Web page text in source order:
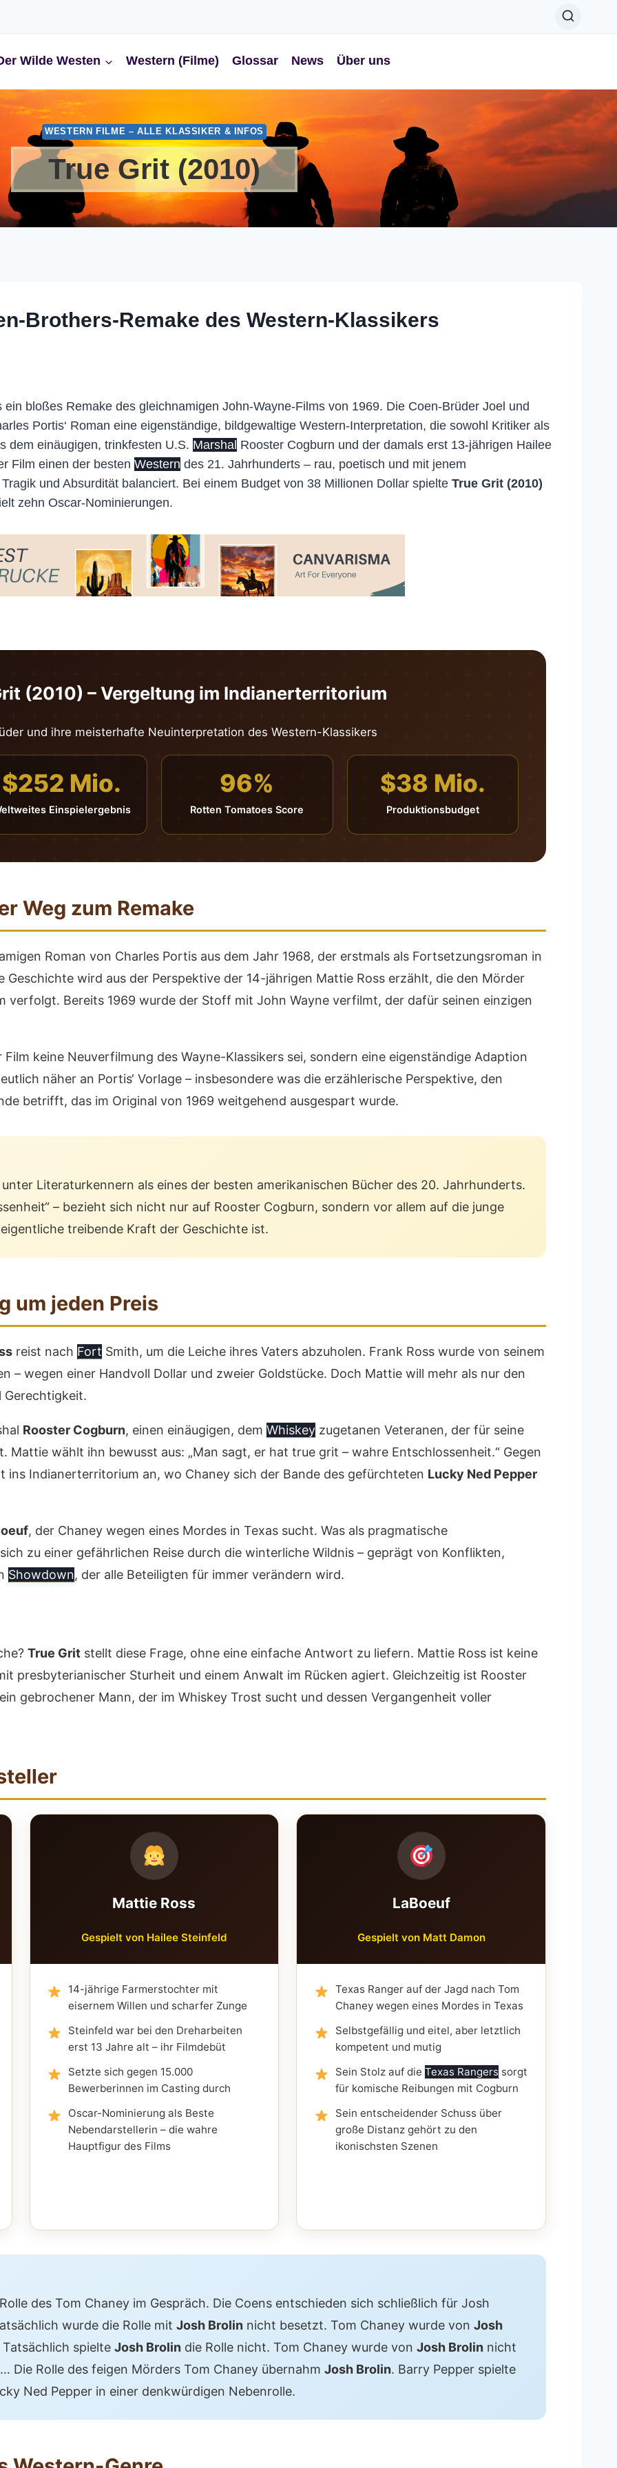
Wilde Westen Western (Filme) Glossar News Über uns
WESTERN FILME – ALLE KLASSIKER & INFOS
True Grit (2010)
Brothers-Remake des Western-Klassikers
bloßes Remake des gleichnamigen John-Wayne-Films von 1969. Die Coen-Brüder Joel und
Portis‘ Roman eine eigenständige, bildgewaltige Western-Interpretation, die sowohl Kritiker als
dem einäugigen, trinkfesten U.S. Marshal Rooster Cogburn und der damals erst 13-jährigen Hailee
Film einen der besten Western des 21. Jahrhunderts – rau, poetisch und mit jenem
und Absurdität balanciert. Bei einem Budget von 38 Millionen Dollar spielte True Grit (2010)
zehn Oscar-Nominierungen.
(2010) – Vergeltung im Indianerterritorium
und ihre meisterhafte Neuinterpretation des Western-Klassikers
$252 Mio.
Einspielergebnis
96%
Rotten Tomatoes Score
$38 Mio.
Produktionsbudget
Weg zum Remake
Roman von Charles Portis aus dem Jahr 1968, der erstmals als Fortsetzungsroman in
Geschichte wird aus der Perspektive der 14-jährigen Mattie Ross erzählt, die den Mörder
verfolgt. Bereits 1969 wurde der Stoff mit John Wayne verfilmt, der dafür seinen einzigen
keine Neuverfilmung des Wayne-Klassikers sei, sondern eine eigenständige Adaption
näher an Portis‘ Vorlage – insbesondere was die erzählerische Perspektive, den
betrifft, das im Original von 1969 weitgehend ausgespart wurde.
unter Literaturkennern als eines der besten amerikanischen Bücher des 20. Jahrhunderts.
– bezieht sich nicht nur auf Rooster Cogburn, sondern vor allem auf die junge
treibende Kraft der Geschichte ist.
um jeden Preis
reist nach Fort Smith, um die Leiche ihres Vaters abzuholen. Frank Ross wurde von seinem
– wegen einer Handvoll Dollar und zweier Goldstücke. Doch Mattie will mehr als nur den
Gerechtigkeit.
Rooster Cogburn, einen einäugigen, dem Whiskey zugetanen Veteranen, der für seine
Mattie wählt ihn bewusst aus: „Man sagt, er hat true grit – wahre Entschlossenheit.“ Gegen
ins Indianerterritorium an, wo Chaney sich der Bande des gefürchteten Lucky Ned Pepper
, der Chaney wegen eines Mordes in Texas sucht. Was als pragmatische
zu einer gefährlichen Reise durch die winterliche Wildnis – geprägt von Konflikten,
Showdown, der alle Beteiligten für immer verändern wird.
True Grit stellt diese Frage, ohne eine einfache Antwort zu liefern. Mattie Ross ist keine
presbyterianischer Sturheit und einem Anwalt im Rücken agiert. Gleichzeitig ist Rooster
gebrochener Mann, der im Whiskey Trost sucht und dessen Vergangenheit voller
Mattie Ross
Gespielt von Hailee Steinfeld
14-jährige Farmerstochter mit
eisernem Willen und scharfer Zunge
Steinfeld war bei den Dreharbeiten
erst 13 Jahre alt – ihr Filmdebüt
Setzte sich gegen 15.000
Bewerberinnen im Casting durch
Oscar-Nominierung als Beste
Nebendarstellerin – die wahre
Hauptfigur des Films
LaBoeuf
Gespielt von Matt Damon
Texas Ranger auf der Jagd nach Tom
Chaney wegen eines Mordes in Texas
Selbstgefällig und eitel, aber letztlich
kompetent und mutig
Sein Stolz auf die Texas Rangerssorgt
für komische Reibungen mit Cogburn
Sein entscheidender Schuss über
große Distanz gehört zu den
ikonischsten Szenen
des Tom Chaney im Gespräch. Die Coens entschieden sich schließlich für Josh
wurde die Rolle mit Josh Brolin nicht besetzt. Tom Chaney wurde von Josh
spielte Josh Brolin die Rolle nicht. Tom Chaney wurde von Josh Brolin nicht
… Die Rolle des feigen Mörders Tom Chaney übernahm Josh Brolin. Barry Pepper spielte
Ned Pepper in einer denkwürdigen Nebenrolle.